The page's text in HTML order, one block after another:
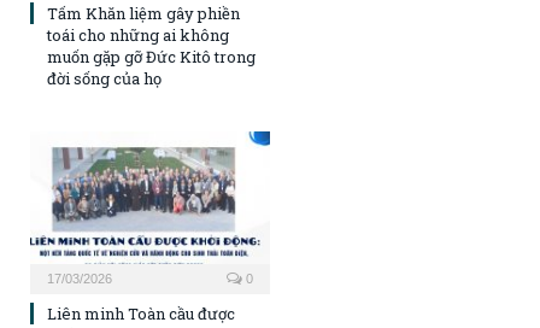
Tấm Khăn liệm gây phiền
toái cho những ai không
muốn gặp gỡ Đức Kitô trong
đời sống của họ
17/03/2026 0
Liên minh Toàn cầu được